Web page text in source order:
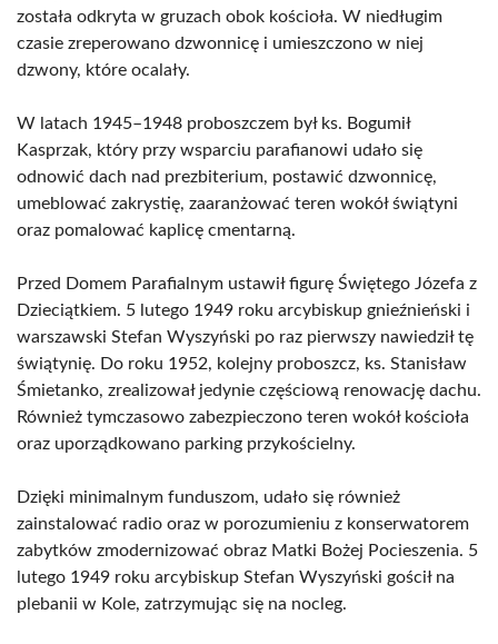
została odkryta w gruzach obok kościoła. W niedługim
czasie zreperowano dzwonnicę i umieszczono w niej
dzwony, które ocalały.
W latach 1945–1948 proboszczem był ks. Bogumił
Kasprzak, który przy wsparciu parafianowi udało się
odnowić dach nad prezbiterium, postawić dzwonnicę,
umeblować zakrystię, zaaranżować teren wokół świątyni
oraz pomalować kaplicę cmentarną.
Przed Domem Parafialnym ustawił figurę Świętego Józefa z
Dzieciątkiem. 5 lutego 1949 roku arcybiskup gnieźnieński i
warszawski Stefan Wyszyński po raz pierwszy nawiedził tę
świątynię. Do roku 1952, kolejny proboszcz, ks. Stanisław
Śmietanko, zrealizował jedynie częściową renowację dachu.
Również tymczasowo zabezpieczono teren wokół kościoła
oraz uporządkowano parking przykościelny.
Dzięki minimalnym funduszom, udało się również
zainstalować radio oraz w porozumieniu z konserwatorem
zabytków zmodernizować obraz Matki Bożej Pocieszenia. 5
lutego 1949 roku arcybiskup Stefan Wyszyński gościł na
plebanii w Kole, zatrzymując się na nocleg.